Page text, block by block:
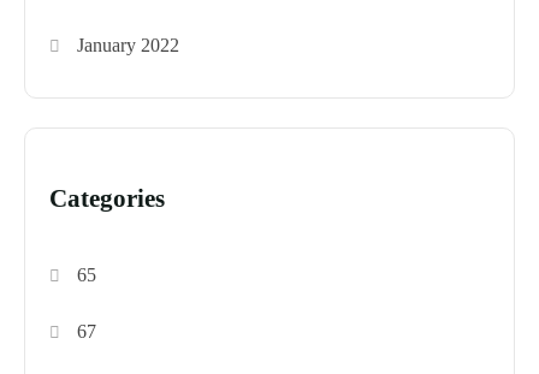
January 2022
Categories
65
67